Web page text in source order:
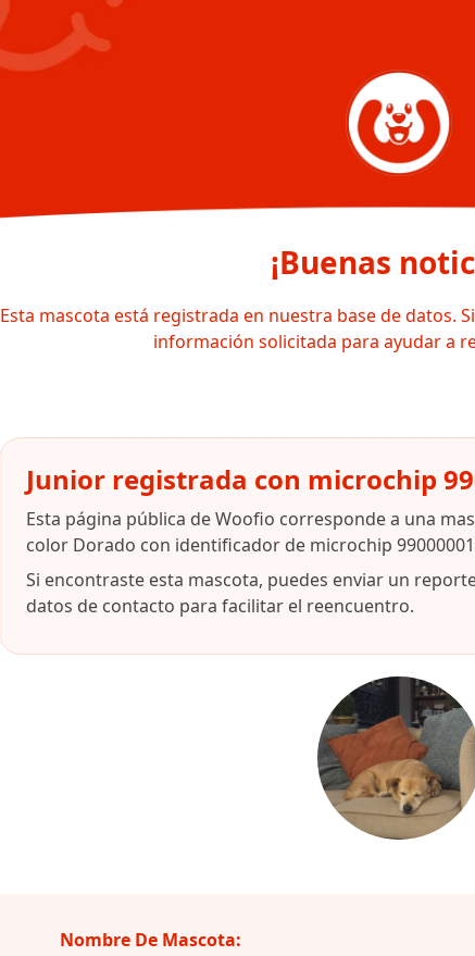
¡Buenas
Esta mascota está registrada en nuestra base de datos.
información solicitada para ayudar a
Junior registrada con microchip
Esta página pública de Woofio corresponde a una
color Dorado con identificador de microchip
Si encontraste esta mascota, puedes enviar un
datos de contacto para facilitar el reencuentro.
Nombre De Mascota: